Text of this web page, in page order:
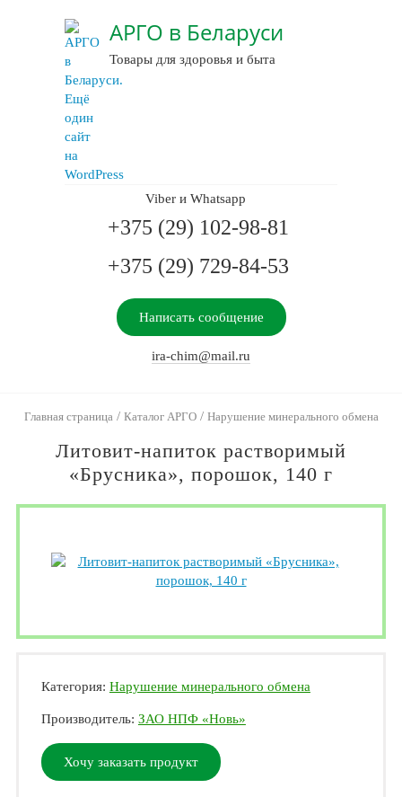
АРГО в Беларуси
Товары для здоровья и быта
Viber и Whatsapp
+375 (29) 102-98-81
+375 (29) 729-84-53
Написать сообщение
ira-chim@mail.ru
Главная страница / Каталог АРГО/ Нарушение минерального обмена
Литовит-напиток растворимый
«Брусника», порошок, 140 г
Категория: Нарушение минерального обмена
Производитель: ЗАО НПФ «Новь»
Хочу заказать продукт